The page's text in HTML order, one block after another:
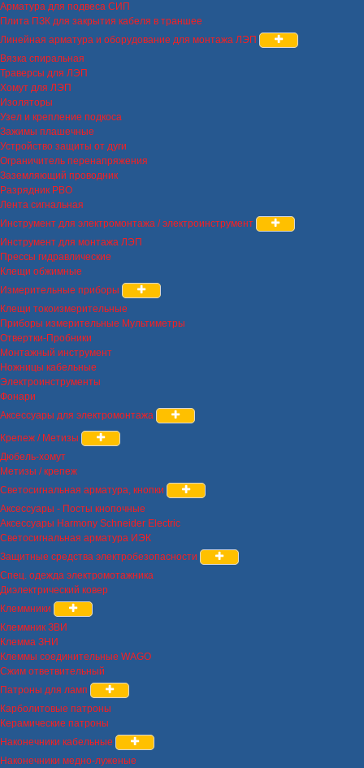
Арматура для подвеса СИП
Плита ПЗК для закрытия кабеля в траншее
Линейная арматура и оборудование для монтажа ЛЭП
Вязка спиральная
Траверсы для ЛЭП
Хомут для ЛЭП
Изоляторы
Узел и крепление подкоса
Зажимы плашечные
Устройство защиты от дуги
Ограничитель перенапряжения
Заземляющий проводник
Разрядник РВО
Лента сигнальная
Инструмент для электромонтажа / электроинструмент
Инструмент для монтажа ЛЭП
Прессы гидравлические
Клещи обжимные
Измерительные приборы
Клещи токоизмерительные
Приборы измерительные Мультиметры
Отвертки-Пробники
Монтажный инструмент
Ножницы кабельные
Электроинструменты
Фонари
Аксессуары для электромонтажа
Крепеж / Метизы
Дюбель-хомут
Метизы / крепеж
Светосигнальная арматура, кнопки
Аксессуары - Посты кнопочные
Аксессуары Harmony Schneider Electric
Светосигнальная арматура ИЭК
Защитные средства электробезопасности
Спец. одежда электромотажника
Диэлектрический ковер
Клеммники
Клеммник ЗВИ
Клемма ЗНИ
Клеммы соединительные WAGO
Сжим ответвительный
Патроны для ламп
Карболитовые патроны
Керамические патроны
Наконечники кабельные
Наконечники медно-луженые